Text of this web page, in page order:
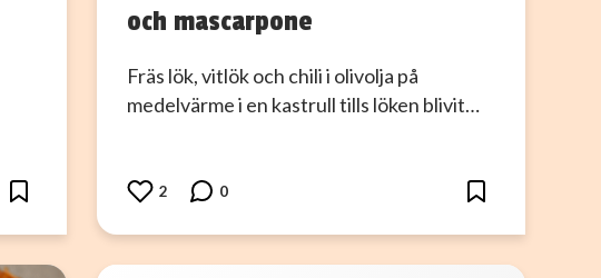
och mascarpone
Fräs lök, vitlök och chili i olivolja på
medelvärme i en kastrull tills löken blivit…
2 0